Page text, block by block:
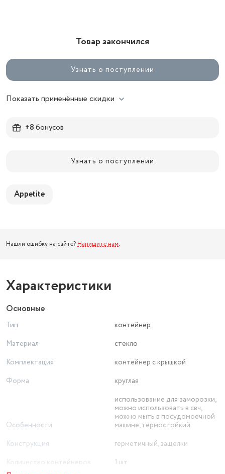
Товар закончился
Узнать о поступлении
Показать применённые скидки
+8бонусов
Узнать о поступлении
Appetite
Нашли ошибку на сайте? Напишите нам.
Характеристики
Основные
Тип
контейнер
Материал
стекло
Комплектация
контейнер с крышкой
Форма
круглая
Особенности
использование для заморозки,
можно использовать в свч,
можно мыть в посудомоечной
машине, термостойкий
Конструкция
герметичный, защелки
Количество контейнеров
1 шт.